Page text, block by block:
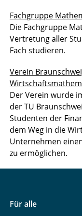
Fachgruppe
Die Fachgruppe
Vertretung aller
Fach studieren.
Verein
Der Verein wurde
der TU
Studenten der
dem Weg in die
Unternehmen
zu ermöglichen.
Für alle